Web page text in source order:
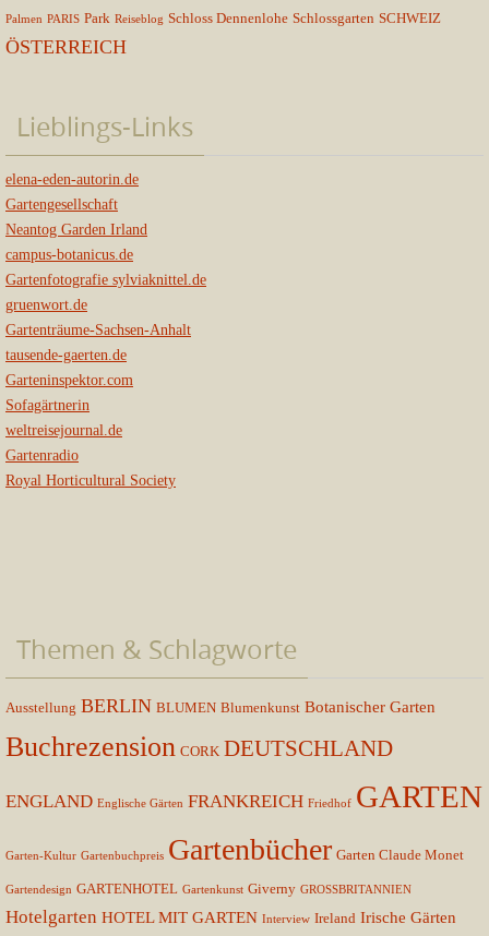
Palmen PARIS Park Reiseblog Schloss Dennenlohe Schlossgarten SCHWEIZ
ÖSTERREICH
Lieblings-Links
elena-eden-autorin.de
Gartengesellschaft
Neantog Garden Irland
campus-botanicus.de
Gartenfotografie sylviaknittel.de
gruenwort.de
Gartenträume-Sachsen-Anhalt
tausende-gaerten.de
Garteninspektor.com
Sofagärtnerin
weltreisejournal.de
Gartenradio
Royal Horticultural Society
Themen & Schlagworte
Ausstellung BERLIN BLUMEN Blumenkunst Botanischer Garten
Buchrezension CORK DEUTSCHLAND
ENGLAND Englische Gärten FRANKREICH Friedhof GARTEN
Garten-Kultur Gartenbuchpreis Gartenbücher Garten Claude Monet
Gartendesign GARTENHOTEL Gartenkunst Giverny GROSSBRITANNIEN
Hotelgarten HOTEL MIT GARTEN Interview Ireland Irische Gärten